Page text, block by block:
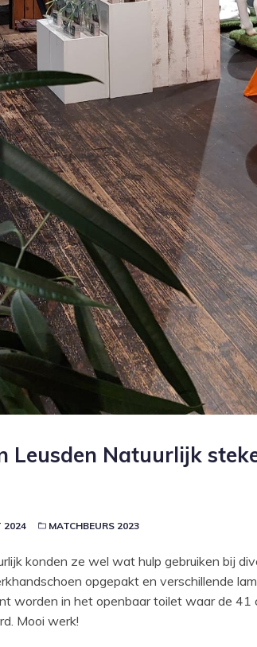
Leusden Natuurlijk
2024 MATCHBEURS 2023
konden ze wel wat hulp gebruiken bij
opgepakt en verschillende
worden in het openbaar toilet waar de 41
Mooi werk!